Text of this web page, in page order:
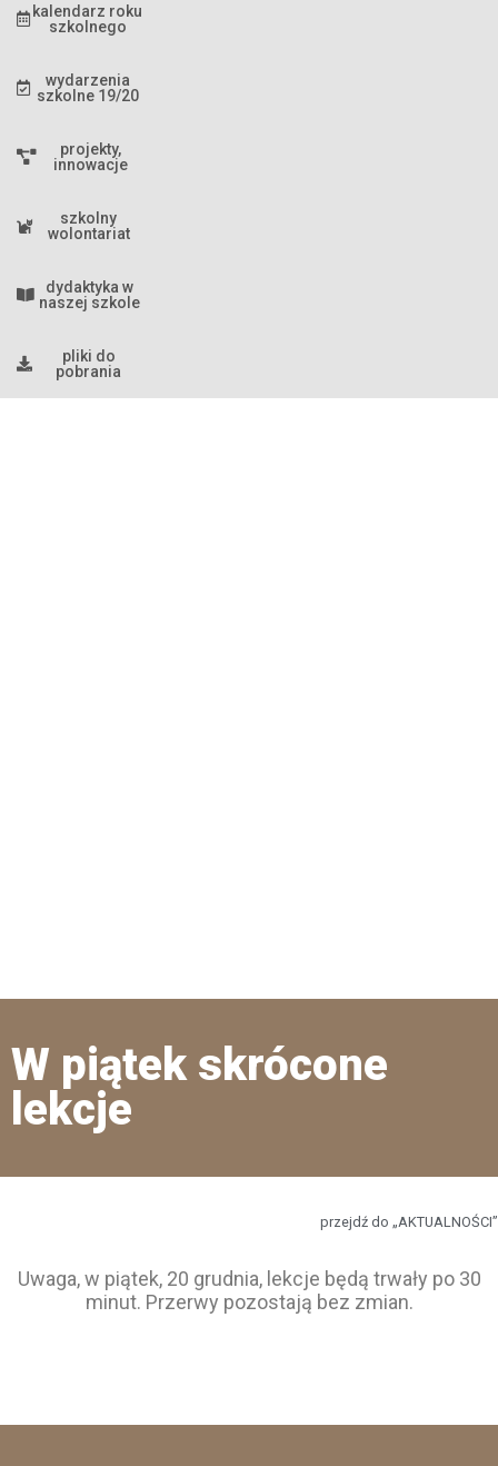
kalendarz roku
szkolnego
wydarzenia
szkolne 19/20
projekty,
innowacje
szkolny
wolontariat
dydaktyka w
naszej szkole
pliki do
pobrania
W piątek skrócone
lekcje
przejdź do „AKTUALNOŚCI”
Uwaga, w piątek, 20 grudnia, lekcje będą trwały po 30
minut. Przerwy pozostają bez zmian.